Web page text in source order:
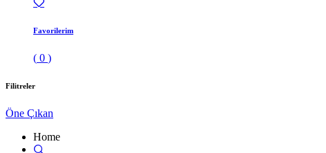
Favorilerim
( 0 )
Filitreler
Öne Çıkan
Home